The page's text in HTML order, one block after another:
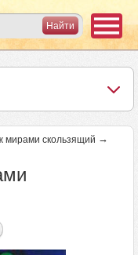
мирами скользящий →